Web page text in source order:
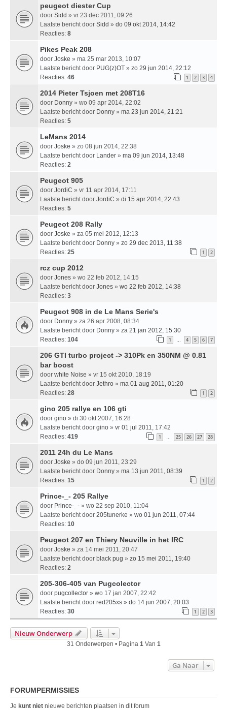
peugeot diester Cup
door Sidd » vr 23 dec 2011, 09:26
Laatste bericht door Sidd » do 09 okt 2014, 14:42
Reacties: 8
Pikes Peak 208
door Joske » ma 25 mar 2013, 10:07
Laatste bericht door PUG(z)OT » zo 29 jun 2014, 22:12
Reacties: 46 1 2 3 4
2014 Pieter Tsjoen met 208T16
door Donny » wo 09 apr 2014, 22:02
Laatste bericht door Donny » ma 23 jun 2014, 21:21
Reacties: 5
LeMans 2014
door Joske » zo 08 jun 2014, 22:38
Laatste bericht door Lander » ma 09 jun 2014, 13:48
Reacties: 2
Peugeot 905
door JordiC » vr 11 apr 2014, 17:11
Laatste bericht door JordiC » di 15 apr 2014, 22:43
Reacties: 5
Peugeot 208 Rally
door Joske » za 05 mei 2012, 12:13
Laatste bericht door Donny » zo 29 dec 2013, 11:38
Reacties: 25 1 2
rcz cup 2012
door Jones » wo 22 feb 2012, 14:15
Laatste bericht door Jones » wo 22 feb 2012, 14:38
Reacties: 3
Peugeot 908 in de Le Mans Serie's
door Donny » za 26 apr 2008, 08:34
Laatste bericht door Donny » za 21 jan 2012, 15:30
Reacties: 104 1 … 4 5 6 7
206 GTI turbo project -> 310Pk en 350NM @ 0.81
bar boost
door white Noise » vr 15 okt 2010, 18:19
Laatste bericht door Jethro » ma 01 aug 2011, 01:20
Reacties: 28 1 2
gino 205 rallye en 106 gti
door gino » di 30 okt 2007, 16:28
Laatste bericht door gino » vr 01 jul 2011, 17:42
Reacties: 419 1 … 25 26 27 28
2011 24h du Le Mans
door Joske » do 09 jun 2011, 23:29
Laatste bericht door Donny » ma 13 jun 2011, 08:39
Reacties: 15 1 2
Prince-_- 205 Rallye
door Prince-_- » wo 22 sep 2010, 11:04
Laatste bericht door 205tunerke » wo 01 jun 2011, 07:44
Reacties: 10
Peugeot 207 en Thiery Neuville in het IRC
door Joske » za 14 mei 2011, 20:47
Laatste bericht door black pug » zo 15 mei 2011, 19:40
Reacties: 2
205-306-405 van Pugcolector
door pugcollector » wo 17 jan 2007, 22:42
Laatste bericht door red205xs » do 14 jun 2007, 20:03
Reacties: 30 1 2 3
Nieuw Onderwerp
31 Onderwerpen • Pagina 1Van 1
Ga Naar
FORUMPERMISSIES
Je kunt niet nieuwe berichten plaatsen in dit forum